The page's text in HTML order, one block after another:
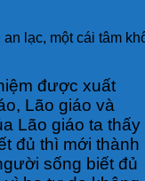
lạc, một cái tâm
được xuất
Lão giáo và
Lão giáo ta thấy
đủ thì mới thành
sống biết đủ